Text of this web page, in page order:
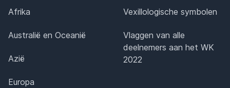
Afrika
Australië en Oceanië
Azië
Europa
Vexillologische symbolen
Vlaggen van alle
deelnemers aan het WK
2022